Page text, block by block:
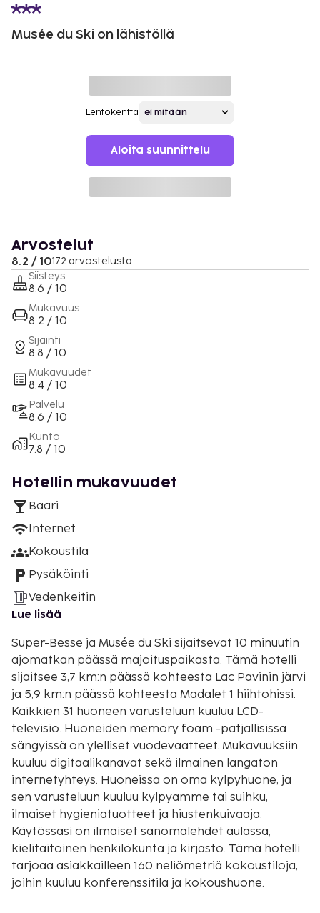
Musée du Ski on lähistöllä
Lentokenttä
Aloita suunnittelu
Arvostelut
8.2 / 10172 arvostelusta
Siisteys
8.6 / 10
Mukavuus
8.2 / 10
Sijainti
8.8 / 10
Mukavuudet
8.4 / 10
Palvelu
8.6 / 10
Kunto
7.8 / 10
Hotellin mukavuudet
Baari
Internet
Kokoustila
Pysäköinti
Vedenkeitin
Lue lisää
Super-Besse ja Musée du Ski sijaitsevat 10 minuutin
ajomatkan päässä majoituspaikasta. Tämä hotelli
sijaitsee 3,7 km:n päässä kohteesta Lac Pavinin järvi
ja 5,9 km:n päässä kohteesta Madalet 1 hiihtohissi.
Kaikkien 31 huoneen varusteluun kuuluu LCD-
televisio. Huoneiden memory foam -patjallisissa
sängyissä on ylelliset vuodevaatteet. Mukavuuksiin
kuuluu digitaalikanavat sekä ilmainen langaton
internetyhteys. Huoneissa on oma kylpyhuone, ja
sen varusteluun kuuluu kylpyamme tai suihku,
ilmaiset hygieniatuotteet ja hiustenkuivaaja.
Käytössäsi on ilmaiset sanomalehdet aulassa,
kielitaitoinen henkilökunta ja kirjasto. Tämä hotelli
tarjoaa asiakkailleen 160 neliömetriä kokoustiloja,
joihin kuuluu konferenssitila ja kokoushuone.